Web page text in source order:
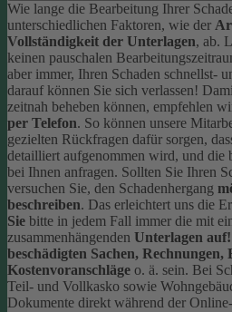
Wie lange die Bearbeitung Ihrer
unterschiedlichen Faktoren, wie der
Vollständigkeit der Unterlagen, ab.
keinen pauschalen
aber immer, Ihren Schaden schnellst-
darauf können Sie sich verlassen!
zeitnah beheben können, empfehlen
per Telefon. So können unsere
gezielten Rückfragen dafür sorgen,
detailliert aufgenommen wird, und die
bei Ihnen anfragen. Sollten Sie Ihren
versuchen Sie, den Schadenhergang
beschreiben. Das erleichtert uns die
Sie bitte in jedem Fall immer die mit
zusammenhängenden Unterlagen auf!
beschädigten Sachen, Rechnungen,
Kostenvoranschläge o. ä. sein. Bei
Teil- und Vollkasko sowie
Dokumente direkt während der